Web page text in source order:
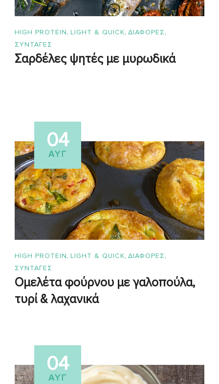
HIGH PROTEIN, LIGHT & QUICK, ΔΙΑΦΟΡΕΣ,
ΣΥΝΤΑΓΈΣ
Σαρδέλες ψητές με μυρωδικά
04
ΑΥΓ
HIGH PROTEIN, LIGHT & QUICK, ΔΙΑΦΟΡΕΣ,
ΣΥΝΤΑΓΈΣ
Ομελέτα φούρνου με γαλοπούλα,
τυρί & λαχανικά
04
ΑΥΓ